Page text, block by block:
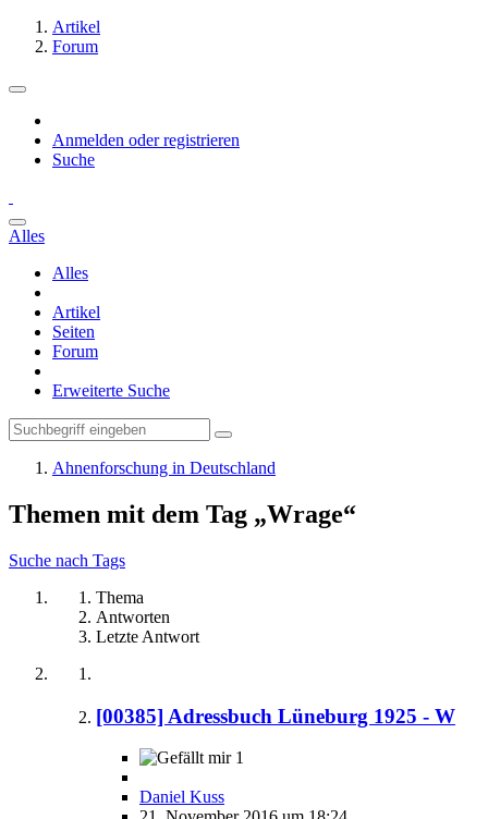
Artikel
Forum
Anmelden oder registrieren
Suche
Alles
Alles
Artikel
Seiten
Forum
Erweiterte Suche
Ahnenforschung in Deutschland
Themen mit dem Tag „Wrage“
Suche nach Tags
Thema
Antworten
Letzte Antwort
[00385] Adressbuch Lüneburg 1925 - W
1
Daniel Kuss